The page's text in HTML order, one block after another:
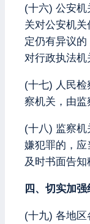
(十六) 公安
关对公安机
定仍有异议
对行政执法机
(十七) 人民
察机关，由监
(十八) 监察
嫌犯罪的，
及时书面告知
四、切实加
(十九) 各地